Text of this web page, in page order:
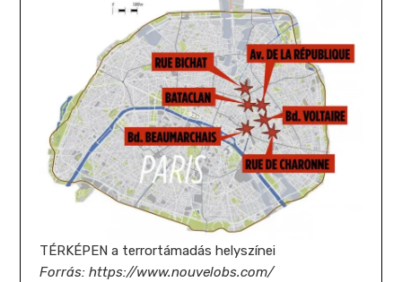
TÉRKÉPEN a terrortámadás helyszínei
Forrás: https://www.nouvelobs.com/